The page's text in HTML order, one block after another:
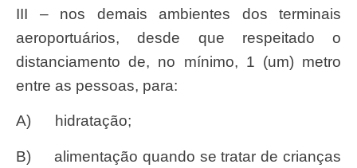
III – nos demais ambientes dos terminais
aeroportuários, desde que respeitado o
distanciamento de, no mínimo, 1 (um) metro
entre as pessoas, para:
a) hidratação;
b) alimentação quando se tratar de crianças